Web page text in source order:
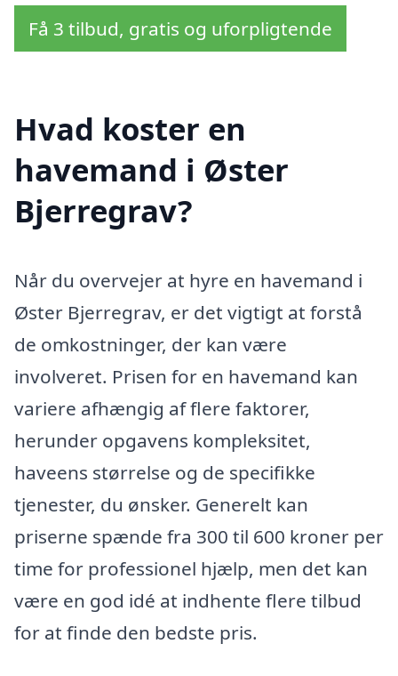
Få 3 tilbud, gratis og uforpligtende
Hvad koster en
havemand i Øster
Bjerregrav?
Når du overvejer at hyre en havemand i
Øster Bjerregrav, er det vigtigt at forstå
de omkostninger, der kan være
involveret. Prisen for en havemand kan
variere afhængig af flere faktorer,
herunder opgavens kompleksitet,
haveens størrelse og de specifikke
tjenester, du ønsker. Generelt kan
priserne spænde fra 300 til 600 kroner per
time for professionel hjælp, men det kan
være en god idé at indhente flere tilbud
for at finde den bedste pris.